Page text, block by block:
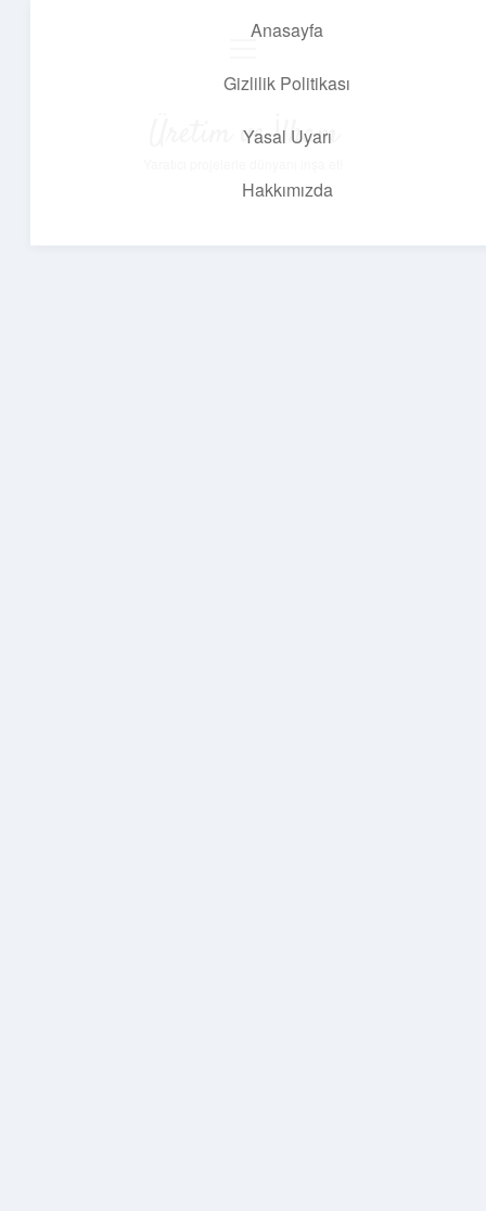
Anasayfa
Gizlilik Politikası
Yasal Uyarı
Hakkımızda
Üretim ve İlham